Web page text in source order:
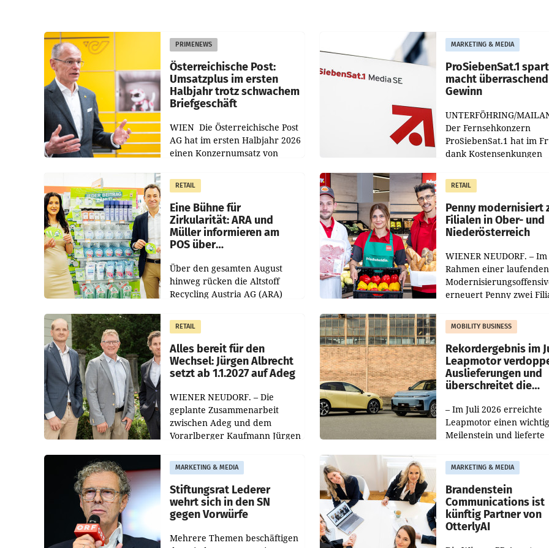
PRIMENEWS
Österreichische Post:
Umsatzplus im ersten
Halbjahr trotz schwachem
Briefgeschäft
WIEN Die Österreichische Post
AG hat im ersten Halbjahr 2026
einen Konzernumsatz von
erwirtschaftet, was einem Plus
von 3,8 Prozent gegenüber
dem Vergleichszeitraum
MARKETING & MEDIA
ProSiebenSat.1
macht
Gewinn
UNTERFÖHRING/
Der Fernsehkonzern
ProSiebenSat.1 hat im
dank Kostensenkungen
gemacht und die
Markterwartung deutlich
übertroffen.
RETAIL
Eine Bühne für
Zirkularität: ARA und
Müller informieren am
POS über
Über den gesamten August
hinweg rücken die Altstoff
Recycling Austria AG (ARA)
Müller die Initiative „Kreislauf-
Helden“ in allen
österreichischen Müller-Filialen
RETAIL
Penny modernisiert
Filialen in Ober- und
Niederösterreich
WIENER NEUDORF. – Im
Rahmen einer laufenden
erneuert Penny zwei
Die beiden Standorte
Haag sowie im rund
RETAIL
Alles bereit für den
Wechsel: Jürgen Albrecht
setzt ab 1.1.2027 auf Adeg
WIENER NEUDORF. – Die
geplante Zusammenarbeit
zwischen Adeg und dem
Vorarlberger Kaufmann Jürgen
freigegeben: Die
Bundeswettbewerbsbehörde
und der Bundeskartellanwalt
MOBILITY BUSINESS
Rekordergebnis im
Leapmotor
Auslieferungen und
überschreitet die
– Im Juli 2026 erreichte
Leapmotor einen
Meilenstein und lieferte
aus, womit sich das
gegenüber Juli 2025
verdoppelte (+102
MARKETING & MEDIA
Stiftungsrat Lederer
wehrt sich in den SN
gegen Vorwürfe
Mehrere Themen beschäftigen
MARKETING & MEDIA
Brandenstein
Communications ist
künftig Partner von
OtterlyAI